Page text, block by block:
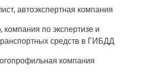
автоэкспертная компания
компания по экспертизе и
средств в ГИБДД
компания